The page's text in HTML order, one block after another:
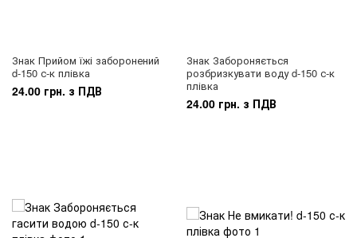
Знак Прийом їжі заборонений
d-150 с-к плівка
24.00 грн. з ПДВ
Знак Забороняється
розбризкувати воду d-150 с-к
плівка
24.00 грн. з ПДВ